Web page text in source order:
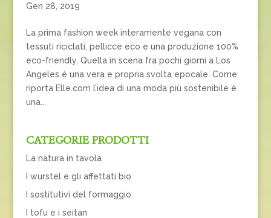
Gen 28, 2019
La prima fashion week interamente vegana con
tessuti riciclati, pellicce eco e una produzione 100%
eco-friendly. Quella in scena fra pochi giorni a Los
Angeles è una vera e propria svolta epocale. Come
riporta Elle.com l’idea di una moda più sostenibile è
una...
CATEGORIE PRODOTTI
La natura in tavola
I wurstel e gli affettati bio
I sostitutivi del formaggio
I tofu e i seitan